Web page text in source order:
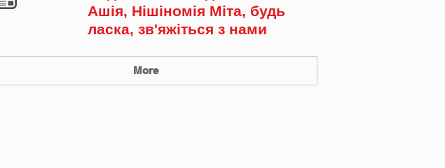
Ашія, Нішіномія Міта, будь
ласка, зв'яжіться з нами
More